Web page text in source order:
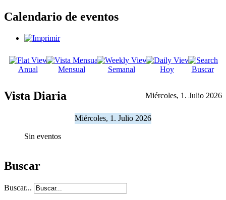
Calendario de eventos
Anual Mensual Semanal Hoy Buscar
Vista Diaria Miércoles, 1. Julio 2026
Miércoles, 1. Julio 2026
Sin eventos
Buscar
Buscar...